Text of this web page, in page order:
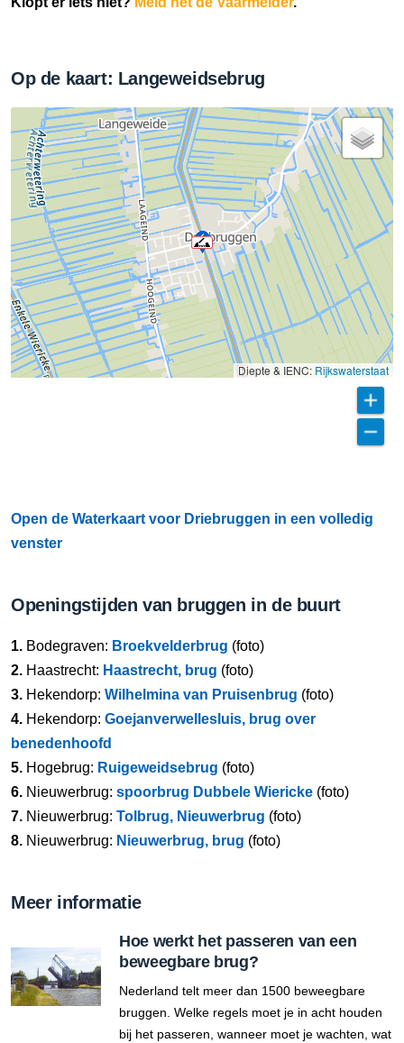
Op de kaart: Langeweidsebrug
Diepte & IENC: Rijkswaterstaat
Open de Waterkaart voor Driebruggen in een volledig
venster
Openingstijden van bruggen in de buurt
1. Bodegraven: Broekvelderbrug (foto)
2. Haastrecht: Haastrecht, brug (foto)
3. Hekendorp: Wilhelmina van Pruisenbrug (foto)
4. Hekendorp: Goejanverwellesluis, brug over
benedenhoofd
5. Hogebrug: Ruigeweidsebrug (foto)
6. Nieuwerbrug: spoorbrug Dubbele Wiericke (foto)
7. Nieuwerbrug: Tolbrug, Nieuwerbrug (foto)
8. Nieuwerbrug: Nieuwerbrug, brug (foto)
Meer informatie
Hoe werkt het passeren van een
beweegbare brug?
Nederland telt meer dan 1500 beweegbare
bruggen. Welke regels moet je in acht houden
bij het passeren, wanneer moet je wachten, wat